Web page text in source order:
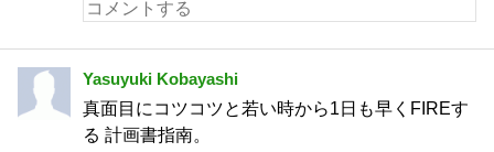
Yasuyuki Kobayashi
真面目にコツコツと若い時から1日も早くFIREす
る 計画書指南。